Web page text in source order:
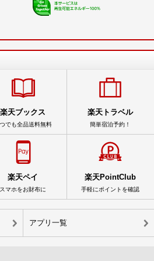
楽天ブックス
でも全品送料無料
楽天トラベル
簡単宿泊予約！
楽天ペイ
スマホをお財布に
楽天PointClub
手軽にポイントを確認
アプリ一覧